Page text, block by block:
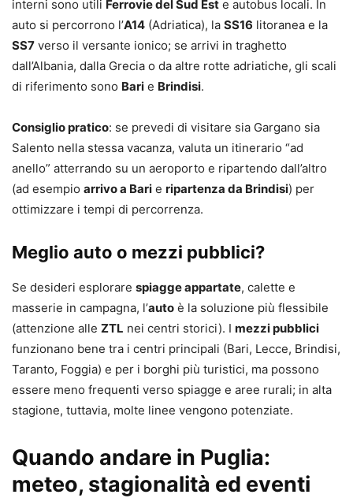
interni sono utili Ferrovie del Sud Est e autobus locali. In
auto si percorrono l’A14 (Adriatica), la SS16 litoranea e la
SS7 verso il versante ionico; se arrivi in traghetto
dall’Albania, dalla Grecia o da altre rotte adriatiche, gli scali
di riferimento sono Bari e Brindisi.
Consiglio pratico: se prevedi di visitare sia Gargano sia
Salento nella stessa vacanza, valuta un itinerario “ad
anello” atterrando su un aeroporto e ripartendo dall’altro
(ad esempio arrivo a Bari e ripartenza da Brindisi) per
ottimizzare i tempi di percorrenza.
Meglio auto o mezzi pubblici?
Se desideri esplorare spiagge appartate, calette e
masserie in campagna, l’auto è la soluzione più flessibile
(attenzione alle ZTL nei centri storici). I mezzi pubblici
funzionano bene tra i centri principali (Bari, Lecce, Brindisi,
Taranto, Foggia) e per i borghi più turistici, ma possono
essere meno frequenti verso spiagge e aree rurali; in alta
stagione, tuttavia, molte linee vengono potenziate.
Quando andare in Puglia:
meteo, stagionalità ed eventi